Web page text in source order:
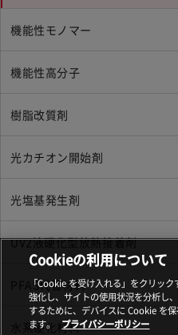
機能性モノマー
機能性高分子
樹脂改質剤
光カチオン開始剤
光塩基発生剤
UV2液硬化型放熱接着剤
PFAS代替材料
水系硬化材料
Cookieの利用について
「Cookie を受け入れる」をクリッ
強化し、サイトの使用状況を分析し
するために、デバイスに Cookie を
ます。
プライバシーポリシー